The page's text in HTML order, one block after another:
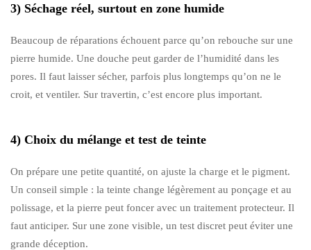
3) Séchage réel, surtout en zone humide
Beaucoup de réparations échouent parce qu’on rebouche sur une
pierre humide. Une douche peut garder de l’humidité dans les
pores. Il faut laisser sécher, parfois plus longtemps qu’on ne le
croit, et ventiler. Sur travertin, c’est encore plus important.
4) Choix du mélange et test de teinte
On prépare une petite quantité, on ajuste la charge et le pigment.
Un conseil simple : la teinte change légèrement au ponçage et au
polissage, et la pierre peut foncer avec un traitement protecteur. Il
faut anticiper. Sur une zone visible, un test discret peut éviter une
grande déception.